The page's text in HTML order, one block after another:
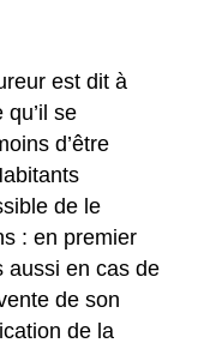
est dit à
qu’il se
d’être
de le
: en premier
aussi en cas de
de son
de la